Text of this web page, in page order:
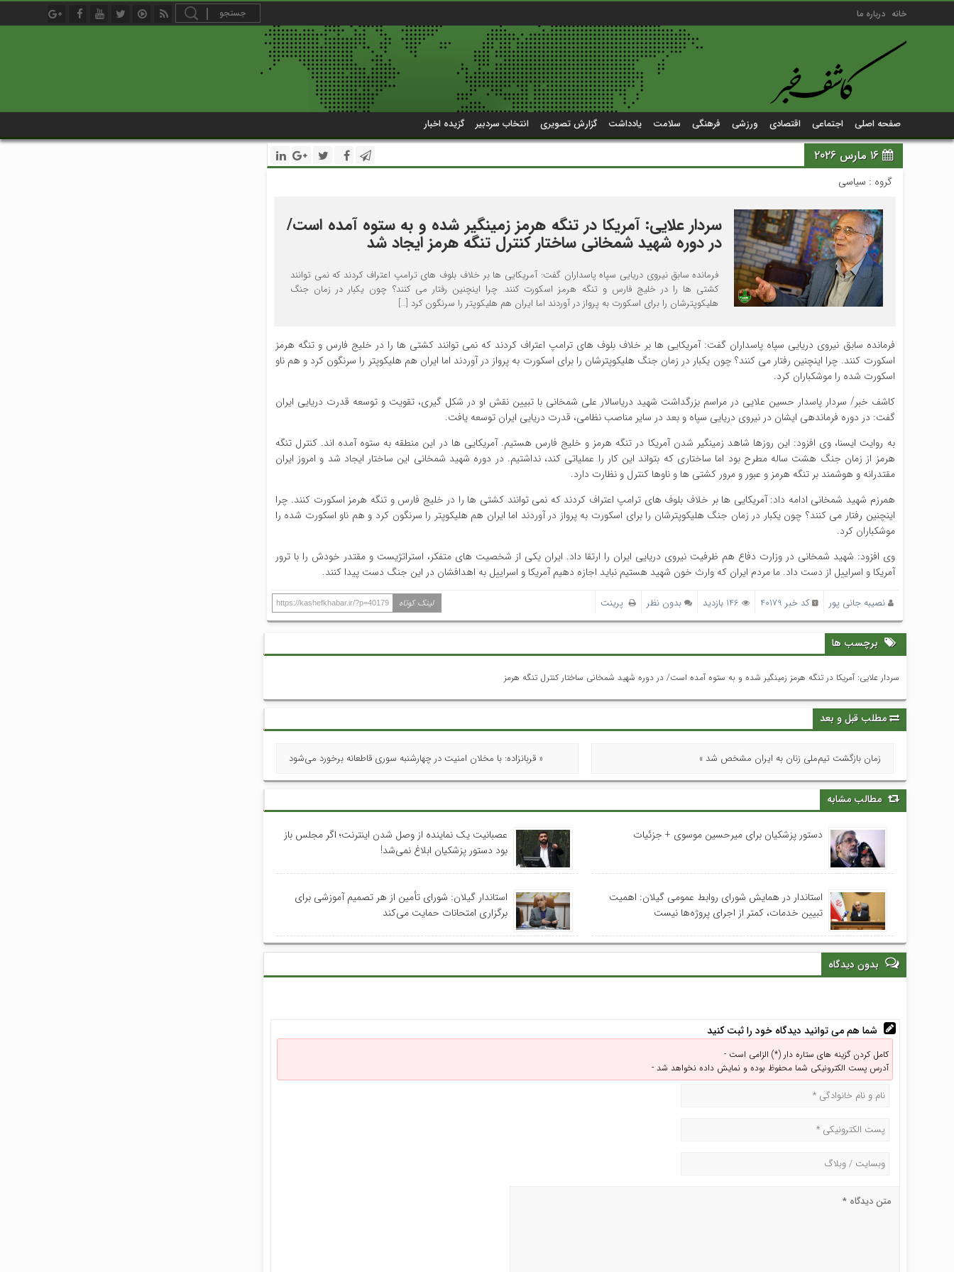
خانه درباره ما
صفحه اصلی اجتماعی اقتصادی ورزشی فرهنگی سلامت یادداشت گزارش تصویری انتخاب سردبیر گزیده اخبار
16 مارس 2026
گروه : سیاسی
سردار علایی: آمریکا در تنگه هرمز زمینگیر شده و به ستوه آمده است/
در دوره شهید شمخانی ساختار کنترل تنگه هرمز ایجاد شد
فرمانده سابق نیروی دریایی سپاه پاسداران گفت: آمریکایی ها بر خلاف بلوف های ترامپ اعتراف کردند که نمی توانند
کشتی ها را در خلیج فارس و تنگه هرمز اسکورت کنند. چرا اینچنین رفتار می کنند؟ چون یکبار در زمان جنگ
هلیکوپترشان را برای اسکورت به پرواز در آوردند اما ایران هم هلیکوپتر را سرنگون کرد […]
فرمانده سابق نیروی دریایی سپاه پاسداران گفت: آمریکایی ها بر خلاف بلوف های ترامپ اعتراف کردند که نمی توانند کشتی ها را در خلیج فارس و تنگه هرمز
اسکورت کنند. چرا اینچنین رفتار می کنند؟ چون یکبار در زمان جنگ هلیکوپترشان را برای اسکورت به پرواز در آوردند اما ایران هم هلیکوپتر را سرنگون کرد و هم ناو
اسکورت شده را موشکباران کرد.
کاشف خبر/ سردار پاسدار حسین علایی در مراسم بزرگداشت شهید دریاسالار علی شمخانی با تبیین نقش او در شکل گیری، تقویت و توسعه قدرت دریایی ایران
گفت: در دوره فرماندهی ایشان در نیروی دریایی سپاه و بعد در سایر مناصب نظامی، قدرت دریایی ایران توسعه یافت.
به روایت ایسنا، وی افزود: این روزها شاهد زمینگیر شدن آمریکا در تنگه هرمز و خلیج فارس هستیم. آمریکایی ها در این منطقه به ستوه آمده اند. کنترل تنگه
هرمز از زمان جنگ هشت ساله مطرح بود اما ساختاری که بتواند این کار را عملیاتی کند، نداشتیم. در دوره شهید شمخانی این ساختار ایجاد شد و امروز ایران
مقتدرانه و هوشمند بر تنگه هرمز و عبور و مرور کشتی ها و ناوها کنترل و نظارت دارد.
همرزم شهید شمخانی ادامه داد: آمریکایی ها بر خلاف بلوف های ترامپ اعتراف کردند که نمی توانند کشتی ها را در خلیج فارس و تنگه هرمز اسکورت کنند. چرا
اینچنین رفتار می کنند؟ چون یکبار در زمان جنگ هلیکوپترشان را برای اسکورت به پرواز در آوردند اما ایران هم هلیکوپتر را سرنگون کرد و هم ناو اسکورت شده را
موشکباران کرد.
وی افزود: شهید شمخانی در وزارت دفاع هم ظرفیت نیروی دریایی ایران را ارتقا داد. ایران یکی از شخصیت های متفکر، استراتژیست و مقتدر خودش را با ترور
آمریکا و اسراییل از دست داد. ما مردم ایران که وارث خون شهید هستیم نباید اجازه دهیم آمریکا و اسراییل به اهدافشان در این جنگ دست پیدا کنند.
نصیبه جانی پور کد خبر 40179 بدون نظر پرینت لینک کوتاه https://kashefkhabar.ir/?p=40179
برچسب ها
سردار علایی: آمریکا در تنگه هرمز زمینگیر شده و به ستوه آمده است/ در دوره شهید شمخانی ساختار کنترل تنگه هرمز
مطلب قبل و بعد
زمان بازگشت تیم‌ملی زنان به ایران مشخص شد » « قربانزاده: با مخلان امنیت در چهارشنبه‌ سوری قاطعانه برخورد می‌شود
مطالب مشابه
دستور پزشکیان برای میرحسین موسوی + جزئیات
عصبانیت یک نماینده از وصل شدن اینترنت؛ اگر مجلس باز
بود دستور پزشکیان ابلاغ نمی‌شد!
استاندار در همایش شورای روابط عمومی‌ گیلان: اهمیت
تبیین خدمات، کمتر از اجرای پروژه‌ها نیست
استاندار گیلان: شورای تأمین از هر تصمیم آموزشی برای
برگزاری امتحانات حمایت می‌کند
بدون دیدگاه
شما هم می توانید دیدگاه خود را ثبت کنید
کامل کردن گزینه های ستاره دار (*) الزامی است -
آدرس پست الکترونیکی شما محفوظ بوده و نمایش داده نخواهد شد -